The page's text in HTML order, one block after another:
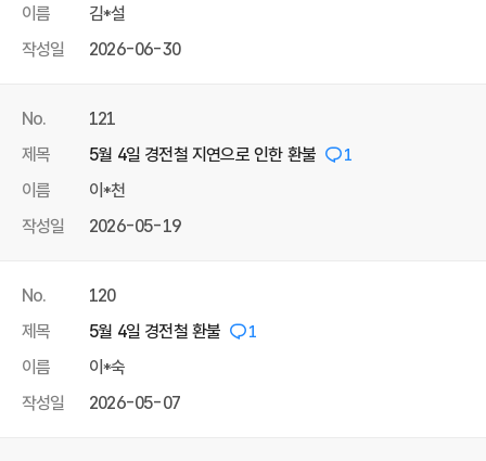
이름
김*설
작성일
2026-06-30
No.
121
제목
5월 4일 경전철 지연으로 인한 환불 1
이름
이*천
작성일
2026-05-19
No.
120
제목
5월 4일 경전철 환불 1
이름
이*숙
작성일
2026-05-07